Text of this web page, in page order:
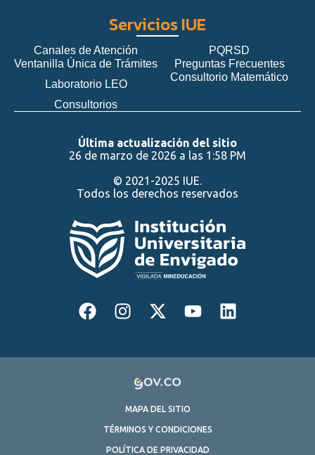
Servicios IUE
Canales de Atención
Ventanilla Única de Trámites
Laboratorio LEO
Consultorios
PQRSD
Preguntas Frecuentes
Consultorio Matemático
Última actualización del sitio
26 de marzo de 2026 a las 1:58 PM
© 2021-2025 IUE.
Todos los derechos reservados
MAPA DEL SITIO
TÉRMINOS Y CONDICIONES
POLÍTICA DE PRIVACIDAD